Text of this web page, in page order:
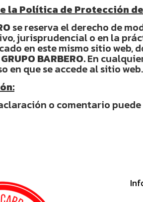
la Política de Protección
se reserva el derecho de
jurisprudencial o en la
en este mismo sitio
GRUPO BARBERO.En
en que se accede al sitio web.
o comentario